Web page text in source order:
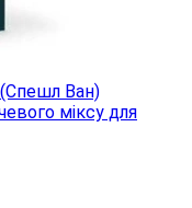
Ван)
міксу для